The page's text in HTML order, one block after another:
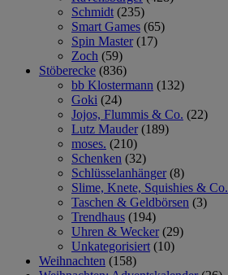
Schmidt (235)
Smart Games (65)
Spin Master (17)
Zoch (59)
Stöberecke (836)
bb Klostermann (132)
Goki (24)
Jojos, Flummis & Co. (22)
Lutz Mauder (189)
moses. (210)
Schenken (32)
Schlüsselanhänger (8)
Slime, Knete, Squishies & Co.
Taschen & Geldbörsen (3)
Trendhaus (194)
Uhren & Wecker (29)
Unkategorisiert (10)
Weihnachten (158)